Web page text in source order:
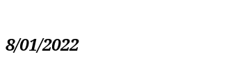
8/01/2022